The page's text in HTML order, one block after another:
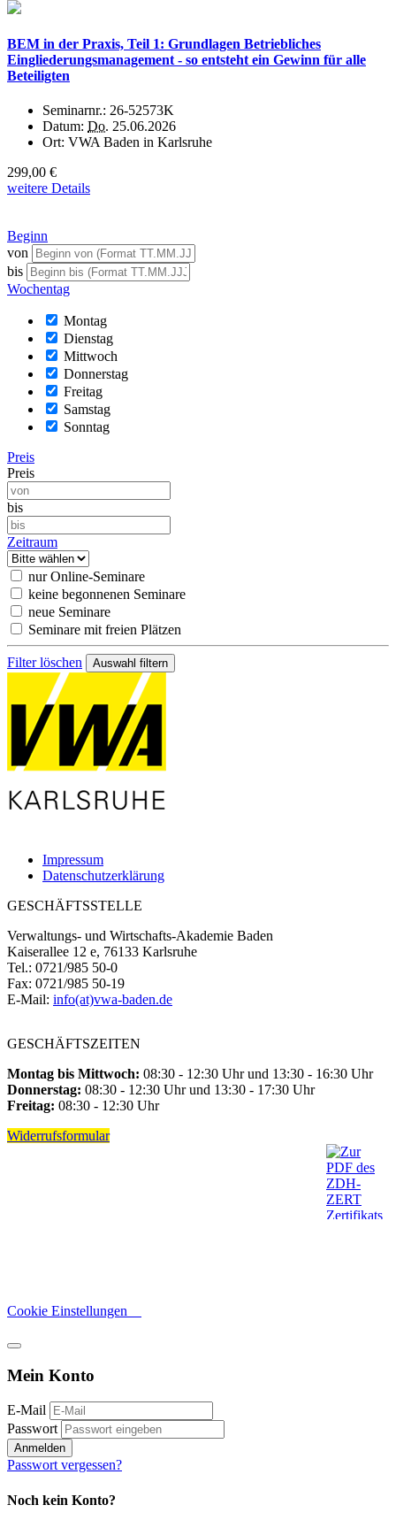
BEM in der Praxis, Teil 1: Grundlagen Betriebliches
Eingliederungsmanagement - so entsteht ein Gewinn für alle
Beteiligten
Seminarnr.: 26-52573K
Datum: Do. 25.06.2026
Ort: VWA Baden in Karlsruhe
299,00 €
weitere Details
Beginn
von
bis
Wochentag
Montag
Dienstag
Mittwoch
Donnerstag
Freitag
Samstag
Sonntag
Preis
Preis
bis
Zeitraum
nur Online-Seminare
keine begonnenen Seminare
neue Seminare
Seminare mit freien Plätzen
Filter löschen
Impressum
Datenschutzerklärung
GESCHÄFTSSTELLE
Verwaltungs- und Wirtschafts-Akademie Baden
Kaiserallee 12 e, 76133 Karlsruhe
Tel.: 0721/985 50-0
Fax: 0721/985 50-19
E-Mail: info(at)vwa-baden.de
GESCHÄFTSZEITEN
Montag bis Mittwoch: 08:30 - 12:30 Uhr und 13:30 - 16:30 Uhr
Donnerstag: 08:30 - 12:30 Uhr und 13:30 - 17:30 Uhr
Freitag: 08:30 - 12:30 Uhr
Widerrufsformular
Cookie Einstellungen
Mein Konto
E-Mail
Passwort
Anmelden
Passwort vergessen?
Noch kein Konto?